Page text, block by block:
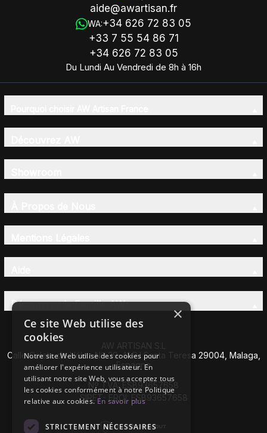
aide@awartisan.fr
WA:+34 626 72 83 05
+33 7 55 54 86 71
+34 626 72 83 05
Du Lundi Au Vendredi de 8h à 16h
Découvrez la Famille AW
AW ARTISAN S.L
Calle Caleta de Vélez Nº 39-41 P.I Santa Teresa 29004, Malaga,
Espagne
Nº TVA: ESB93657658
SIRET- EROI: ESB93657658
×
Ce site Web utilise des
cookies
Notre site Web utilise des cookies pour
améliorer l'expérience utilisateur. En
utilisant notre site Web, vous acceptez tous
les cookies conformément à notre Politique
relative aux cookies.En savoir plus
STRICTEMENT NÉCESSAIRES